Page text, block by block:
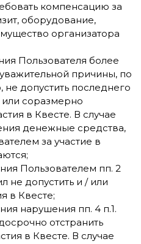
компенсацию за
оборудование,
организатора
Пользователя более
причины, по
допустить последнего
или соразмерно
в Квесте. В случае
денежные средства,
за участие в
Пользователем пп. 2
не допустить и / или
в Квесте;
нарушения пп. 4 п.1.
отстранить
в Квесте. В случае